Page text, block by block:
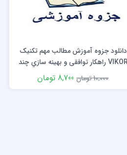
دانلود جزوه آموزش مطالب مهم تکنیک
VIKOR راهکار توافقی و بهینه سازي چند
معیاره
10,000 تومان 8,700 تومان